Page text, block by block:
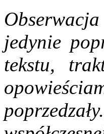
jedynie
tekstu,